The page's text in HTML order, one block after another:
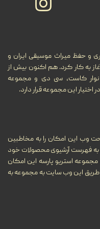
و ضبط صدا،
مختلف
تاریخ
با هدف جمع آوری و حفظ میراث موسیقی ایران و
به کار کرد. هم اکنون بیش از
نوار کاست، سی دی و مجموعه
این مجموعه قرار دارد.
وب این امکان را به مخاطبین
به فهرست آرشیوی محصولات خود
استریو پارسه این امکان
طریق این وب سایت به مجموعه به